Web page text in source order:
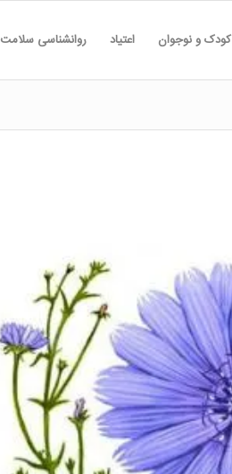
کودک و نوجوان اعتیاد روانشناسی سلامت